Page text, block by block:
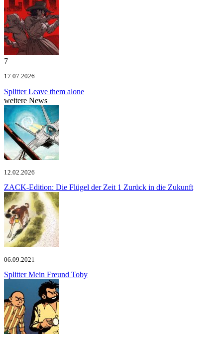
7
17.07.2026
SplitterLeave them alone
weitere News
12.02.2026
ZACK-Edition: Die Flügel der Zeit 1 Zurück in die Zukunft
06.09.2021
SplitterMein Freund Toby